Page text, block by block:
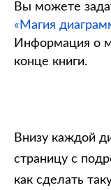
Вы можете
«Магия
Информация о
конце книги.
Внизу каждой
страницу с
как сделать